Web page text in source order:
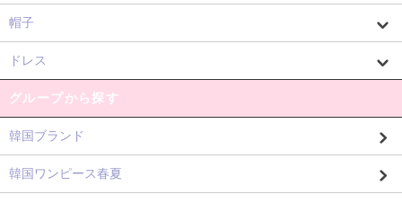
帽子
ドレス
グループから探す
韓国ブランド
韓国ワンピース春夏